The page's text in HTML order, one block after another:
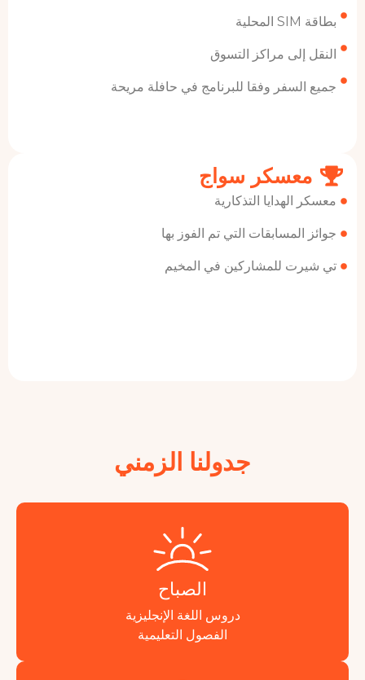
مراكز التسوق
وفقا للبرنامج في حافلة مريحة
سواج
التذكارية
التي تم الفوز بها
للمشاركين في المخيم
جدولنا الزمني
دروس اللغة الإنجليزية
الفصول التعليمية